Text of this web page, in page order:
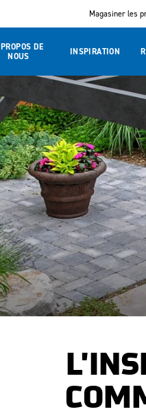
Magasiner les
DE
NOUS
INSPIRATION